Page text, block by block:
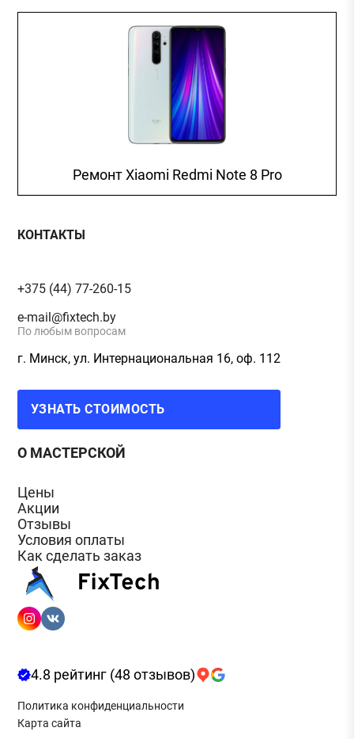
Ремонт Xiaomi Redmi Note 8 Pro
КОНТАКТЫ
+375 (44) 77-260-15
e-mail@fixtech.by
По любым вопросам
г. Минск, ул. Интернациональная 16, оф. 112
УЗНАТЬ СТОИМОСТЬ
О МАСТЕРСКОЙ
Цены
Акции
Отзывы
Условия оплаты
Как сделать заказ
4.8 рейтинг (48 отзывов)
Политика конфиденциальности
Карта сайта